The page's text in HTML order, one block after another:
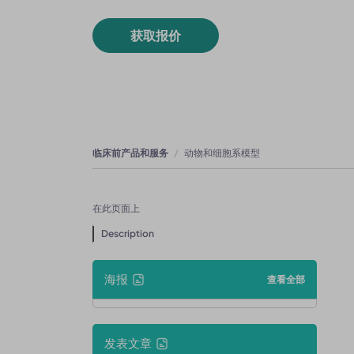
获取报价
临床前产品和服务 动物和细胞系模型
在此页面上
Description
海报 查看全部
发表文章